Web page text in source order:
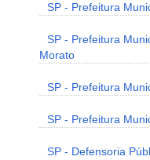
SP - Prefeitura
SP - Prefeitura
Morato
SP - Prefeitura
SP - Prefeitura
SP - Defensoria